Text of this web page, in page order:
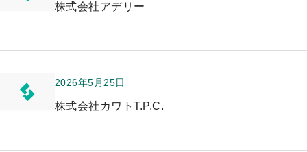
株式会社アデリー
2026年5月25日
株式会社カワトT.P.C.